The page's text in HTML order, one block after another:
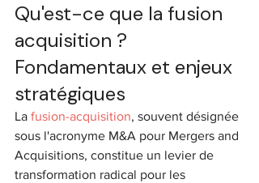
Qu'est-ce que la fusion
acquisition ?
Fondamentaux et enjeux
stratégiques
La fusion-acquisition, souvent désignée
sous l'acronyme M&A pour Mergers and
Acquisitions, constitue un levier de
transformation radical pour les